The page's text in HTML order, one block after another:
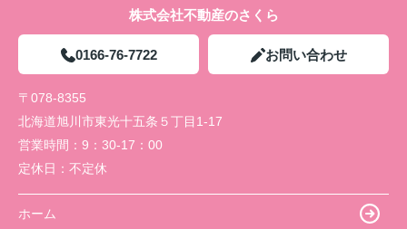
株式会社不動産のさくら
0166-76-7722 お問い合わせ
〒078-8355
北海道旭川市東光十五条５丁目1-17
営業時間： 9：30-17：00
定休日： 不定休
ホーム